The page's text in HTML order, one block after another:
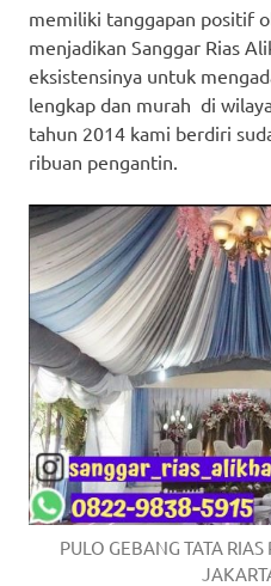
memiliki tanggapan positif
menjadikan Sanggar Rias
eksistensinya untuk
lengkap dan murah di
tahun 2014 kami berdiri
ribuan pengantin.
PULO GEBANG TATA